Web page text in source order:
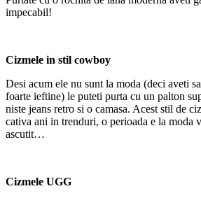
impecabil!
Cizmele in stil cowboy
Desi acum ele nu sunt la moda (deci aveti
foarte ieftine) le puteti purta cu un palton
niste jeans retro si o camasa. Acest stil de
cativa ani in trenduri, o perioada e la moda
ascutit…
Cizmele UGG